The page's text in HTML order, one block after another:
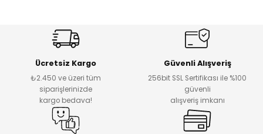
Ücretsiz Kargo
₺2.450 ve üzeri tüm
siparişlerinizde
kargo bedava!
Güvenli Alışveriş
256bit SSL Sertifikası ile %100
güvenli
alışveriş imkanı